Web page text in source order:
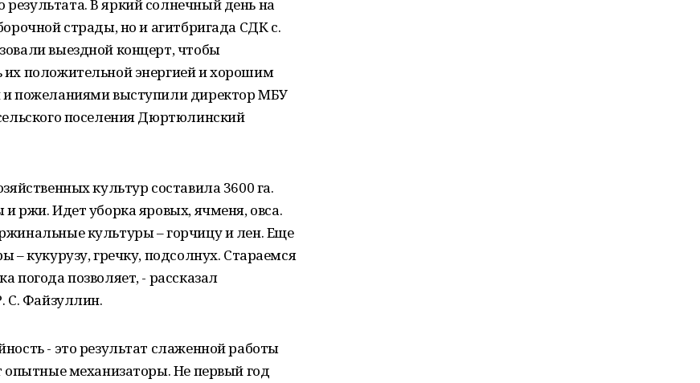
В яркий солнечный день на
страды, но и агитбригада СДК с.
выездной концерт, чтобы
положительной энергией и хорошим
и пожеланиями выступили директор МБУ
поселения Дюртюлинский
культур составила 3600 га.
ржи. Идет уборка яровых, ячменя, овса.
культуры – горчицу и лен. Еще
– кукурузу, гречку, подсолнух. Стараемся
погода позволяет, - рассказал
С. Файзуллин.
- это результат слаженной работы
опытные механизаторы. Не первый год